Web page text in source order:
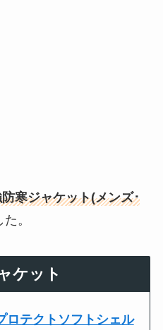
寒ジャケット(メンズ･
。
ケット
ロテクトソフトシェル